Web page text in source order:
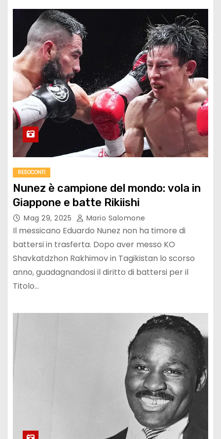
RESOCONTI
Nunez è campione del mondo: vola in
Giappone e batte Rikiishi
Mag 29, 2025 Mario Salomone
Il messicano Eduardo Nunez non ha timore di
battersi in trasferta. Dopo aver messo KO
Shavkatdzhon Rakhimov in Tagikistan lo scorso
anno, guadagnandosi il diritto di battersi per il
Titolo…